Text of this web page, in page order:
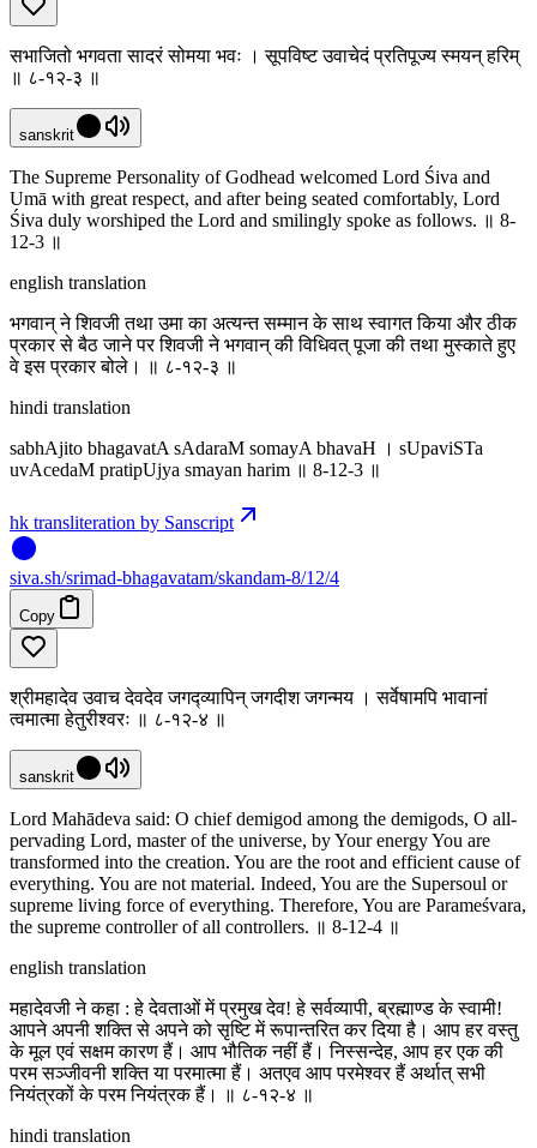
सभाजितो भगवता सादरं सोमया भवः । सूपविष्ट उवाचेदं प्रतिपूज्य स्मयन् हरिम्
॥ ८-१२-३ ॥
sanskrit
The Supreme Personality of Godhead welcomed Lord Śiva and
Umā with great respect, and after being seated comfortably, Lord
Śiva duly worshiped the Lord and smilingly spoke as follows. ॥ 8-
12-3 ॥
english translation
भगवान् ने शिवजी तथा उमा का अत्यन्त सम्मान के साथ स्वागत किया और ठीक
प्रकार से बैठ जाने पर शिवजी ने भगवान् की विधिवत् पूजा की तथा मुस्काते हुए
वे इस प्रकार बोले। ॥ ८-१२-३ ॥
hindi translation
sabhAjito bhagavatA sAdaraM somayA bhavaH । sUpaviSTa
uvAcedaM pratipUjya smayan harim ॥ 8-12-3 ॥
hk transliteration by Sanscript
siva.sh/srimad-bhagavatam/skandam-8/12/4
Copy
श्रीमहादेव उवाच देवदेव जगद्व्यापिन् जगदीश जगन्मय । सर्वेषामपि भावानां
त्वमात्मा हेतुरीश्वरः ॥ ८-१२-४ ॥
sanskrit
Lord Mahādeva said: O chief demigod among the demigods, O all-
pervading Lord, master of the universe, by Your energy You are
transformed into the creation. You are the root and efficient cause of
everything. You are not material. Indeed, You are the Supersoul or
supreme living force of everything. Therefore, You are Parameśvara,
the supreme controller of all controllers. ॥ 8-12-4 ॥
english translation
महादेवजी ने कहा : हे देवताओं में प्रमुख देव! हे सर्वव्यापी, ब्रह्माण्ड के स्वामी!
आपने अपनी शक्ति से अपने को सृष्टि में रूपान्तरित कर दिया है। आप हर वस्तु
के मूल एवं सक्षम कारण हैं। आप भौतिक नहीं हैं। निस्सन्देह, आप हर एक की
परम सञ्जीवनी शक्ति या परमात्मा हैं। अतएव आप परमेश्वर हैं अर्थात् सभी
नियंत्रकों के परम नियंत्रक हैं। ॥ ८-१२-४ ॥
hindi translation